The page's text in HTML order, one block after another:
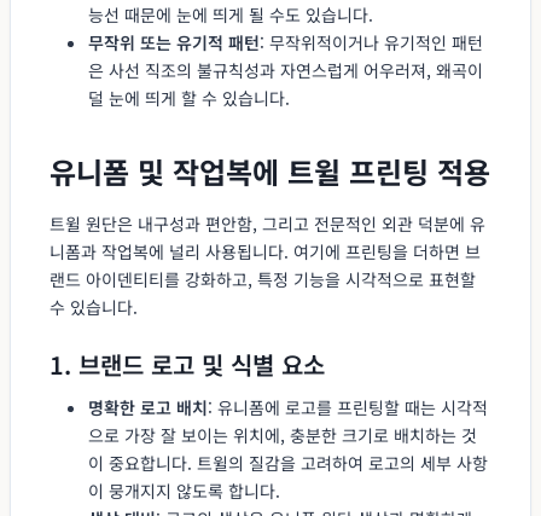
능선 때문에 눈에 띄게 될 수도 있습니다.
무작위 또는 유기적 패턴: 무작위적이거나 유기적인 패턴
은 사선 직조의 불규칙성과 자연스럽게 어우러져, 왜곡이
덜 눈에 띄게 할 수 있습니다.
유니폼 및 작업복에 트윌 프린팅 적용
트윌 원단은 내구성과 편안함, 그리고 전문적인 외관 덕분에 유
니폼과 작업복에 널리 사용됩니다. 여기에 프린팅을 더하면 브
랜드 아이덴티티를 강화하고, 특정 기능을 시각적으로 표현할
수 있습니다.
1. 브랜드 로고 및 식별 요소
명확한 로고 배치: 유니폼에 로고를 프린팅할 때는 시각적
으로 가장 잘 보이는 위치에, 충분한 크기로 배치하는 것
이 중요합니다. 트윌의 질감을 고려하여 로고의 세부 사항
이 뭉개지지 않도록 합니다.